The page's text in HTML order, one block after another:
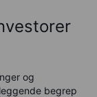
og
begrep